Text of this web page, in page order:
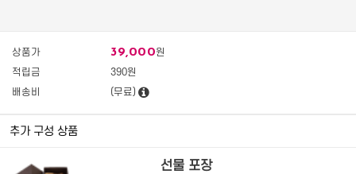
상품가 39,000원
적립금
390원
배송비
(무료)
추가 구성 상품
선물 포장